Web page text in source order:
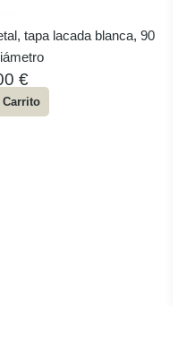
tapa lacada blanca, 90
€